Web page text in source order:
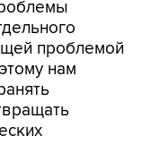
проблемой
нам